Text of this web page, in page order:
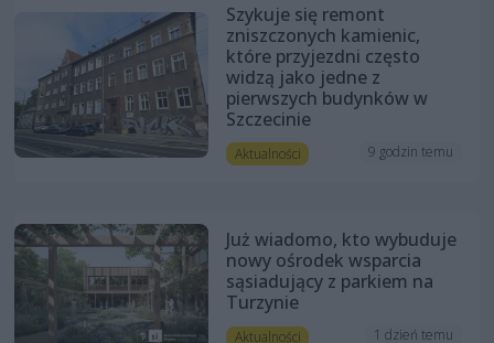
Szykuje się remont
zniszczonych kamienic,
które przyjezdni często
widzą jako jedne z
pierwszych budynków w
Szczecinie
Aktualności 9 godzin temu
Już wiadomo, kto wybuduje
nowy ośrodek wsparcia
sąsiadujący z parkiem na
Turzynie
Aktualności 1 dzień temu